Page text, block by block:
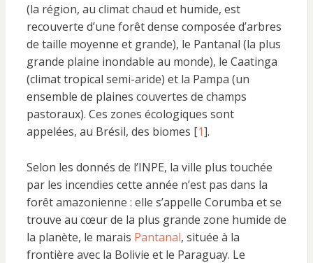
(la région, au climat chaud et humide, est
recouverte d’une forêt dense composée d’arbres
de taille moyenne et grande), le Pantanal (la plus
grande plaine inondable au monde), le Caatinga
(climat tropical semi-aride) et la Pampa (un
ensemble de plaines couvertes de champs
pastoraux). Ces zones écologiques sont
appelées, au Brésil, des biomes [1].
Selon les donnés de l’INPE, la ville plus touchée
par les incendies cette année n’est pas dans la
forêt amazonienne : elle s’appelle Corumba et se
trouve au cœur de la plus grande zone humide de
la planète, le marais Pantanal, située à la
frontière avec la Bolivie et le Paraguay. Le